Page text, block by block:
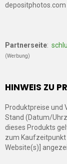
depositphotos.com
Partnerseite:
(Werbung)
HINWEIS ZU
Produktpreise und
Stand (Datum/
dieses Produkts
zum
Website(s)]